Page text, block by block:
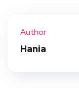
Author
Hania